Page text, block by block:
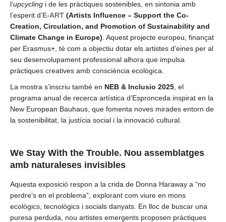
l’upcycling i de les pràctiques sostenibles, en sintonia amb
l’esperit d’E-ART (Artists Influence – Support the Co-
Creation, Circulation, and Promotion of Sustainability and
Climate Change in Europe) . Aquest projecte europeu, finançat
per Erasmus+, té com a objectiu dotar els artistes d’eines per al
seu desenvolupament professional alhora que impulsa
pràctiques creatives amb consciència ecològica.
La mostra s’inscriu també en NEB & Inclusio 2025 , el
programa anual de recerca artística d’Espronceda inspirat en la
New European Bauhaus, que fomenta noves mirades entorn de
la sostenibilitat, la justícia social i la innovació cultural.
We Stay With the Trouble. Nou assemblatges
amb naturaleses invisibles
Aquesta exposició respon a la crida de Donna Haraway a “no
perdre’s en el problema”, explorant com viure en mons
ecològics, tecnològics i socials danyats. En lloc de buscar una
puresa perduda, nou artistes emergents proposen pràctiques